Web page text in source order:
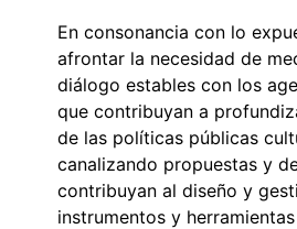
En consonancia con lo
afrontar la necesidad de
diálogo estables con los
que contribuyan a
de las políticas públicas
canalizando propuestas y
contribuyan al diseño y
instrumentos y